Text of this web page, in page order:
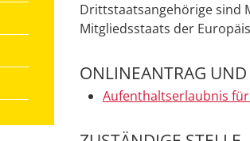
Drittstaatsangehörige sind
Mitgliedsstaats der
ONLINEANTRAG
Aufenthaltserlaubnis